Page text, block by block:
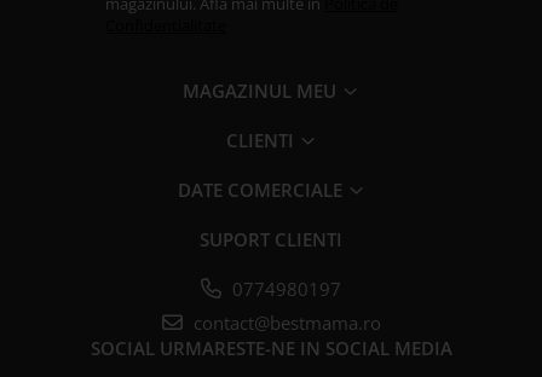
MAGAZINUL MEU
CLIENTI
DATE COMERCIALE
SUPORT CLIENTI
0774980197
contact@bestmama.ro
SOCIAL URMARESTE-NE IN SOCIAL MEDIA